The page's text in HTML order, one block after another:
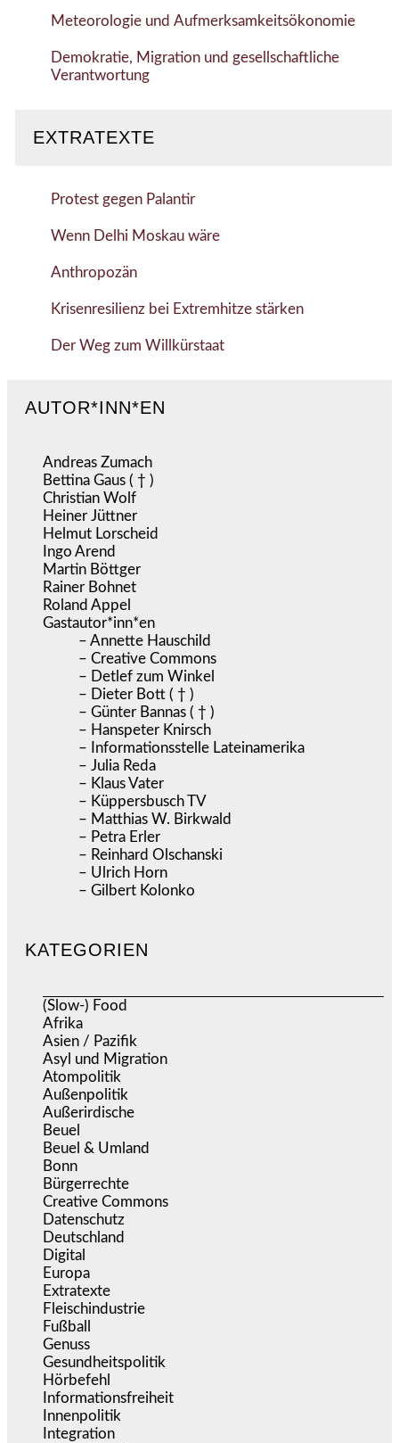
Meteorologie und Aufmerksamkeitsökonomie
Demokratie, Migration und gesellschaftliche
Verantwortung
EXTRATEXTE
Protest gegen Palantir
Wenn Delhi Moskau wäre
Anthropozän
Krisenresilienz bei Extremhitze stärken
Der Weg zum Willkürstaat
AUTOR*INN*EN
Andreas Zumach
Bettina Gaus ( † )
Christian Wolf
Heiner Jüttner
Helmut Lorscheid
Ingo Arend
Martin Böttger
Rainer Bohnet
Roland Appel
Gastautor*inn*en
– Annette Hauschild
– Creative Commons
– Detlef zum Winkel
– Dieter Bott ( † )
– Günter Bannas ( † )
– Hanspeter Knirsch
– Informationsstelle Lateinamerika
– Julia Reda
– Klaus Vater
– Küppersbusch TV
– Matthias W. Birkwald
– Petra Erler
– Reinhard Olschanski
– Ulrich Horn
– Gilbert Kolonko
KATEGORIEN
(Slow-) Food
Afrika
Asien / Pazifik
Asyl und Migration
Atompolitik
Außenpolitik
Außerirdische
Beuel
Beuel & Umland
Bonn
Bürgerrechte
Creative Commons
Datenschutz
Deutschland
Digital
Europa
Extratexte
Fleischindustrie
Fußball
Genuss
Gesundheitspolitik
Hörbefehl
Informationsfreiheit
Innenpolitik
Integration